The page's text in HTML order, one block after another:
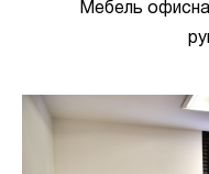
Мебель